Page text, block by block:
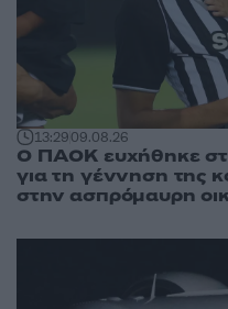
13:2909.08.26
Ο ΠΑΟΚ ευχήθηκε
για τη γέννηση της
στην ασπρόμαυρη